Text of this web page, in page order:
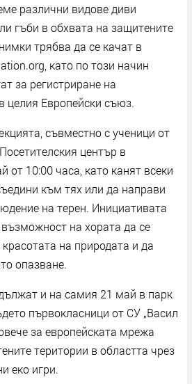
различни видове диви
гъби в обхвата на защитените
трябва да се качат в
като по този начин
за регистриране на
целия Европейски съюз.
съвместно с ученици от
център в
10:00 часа, като канят всеки
към тях или да направи
на терен. Инициативата
на хората да се
на природата и да
опазване.
и на самия 21 май в парк
първокласници от СУ „Васил
за европейската мрежа
територии в областта чрез
еко игри.